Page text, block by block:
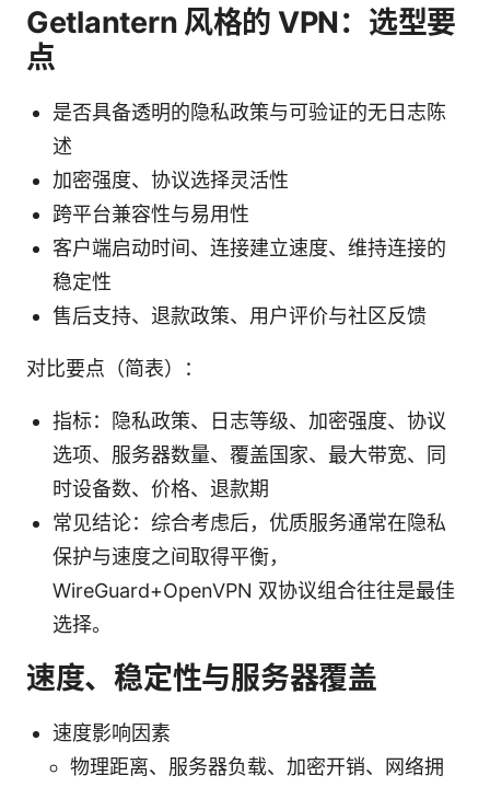
Getlantern 风格的 VPN：选型要
点
是否具备透明的隐私政策与可验证的无日志陈
述
加密强度、协议选择灵活性
跨平台兼容性与易用性
客户端启动时间、连接建立速度、维持连接的
稳定性
售后支持、退款政策、用户评价与社区反馈
对比要点（简表）：
指标：隐私政策、日志等级、加密强度、协议
选项、服务器数量、覆盖国家、最大带宽、同
时设备数、价格、退款期
常见结论：综合考虑后，优质服务通常在隐私
保护与速度之间取得平衡，
WireGuard+OpenVPN 双协议组合往往是最佳
选择。
速度、稳定性与服务器覆盖
速度影响因素
物理距离、服务器负载、加密开销、网络拥